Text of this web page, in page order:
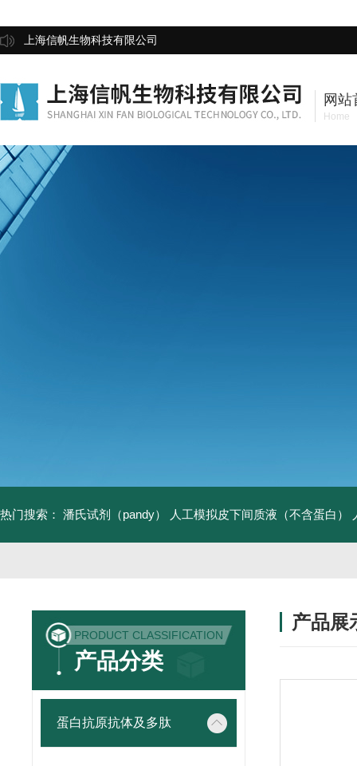
上海信帆生物科技有限公司
网站
Home
热门搜索： 潘氏试剂（pandy） 人工模拟皮下间质液（不含蛋白）
PRODUCT CLASSIFICATION
产品分类
蛋白抗原抗体及多肽
产品展